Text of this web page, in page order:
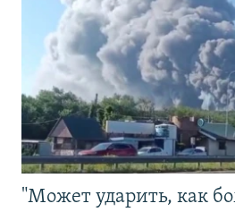
"Может ударить, как